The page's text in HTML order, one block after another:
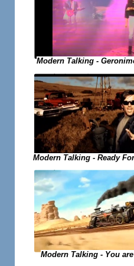
Modern Talking -
Modern Talking - Ready
Modern Talking - You